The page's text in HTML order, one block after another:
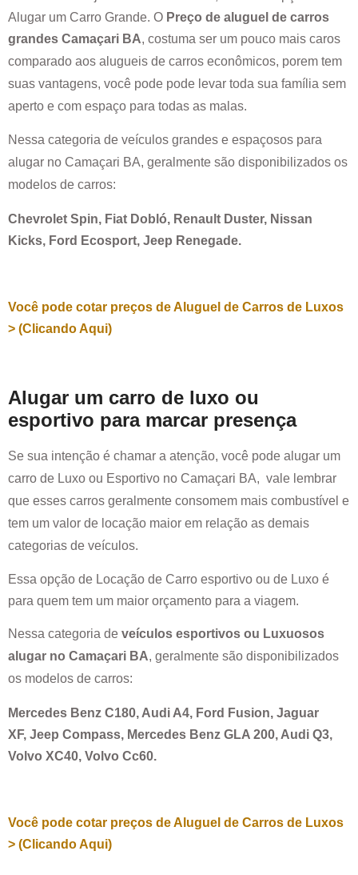
Alugar um Carro Grande. O Preço de aluguel de carros
grandes Camaçari BA, costuma ser um pouco mais caros
comparado aos alugueis de carros econômicos, porem tem
suas vantagens, você pode pode levar toda sua família sem
aperto e com espaço para todas as malas.
Nessa categoria de veículos grandes e espaçosos para
alugar no Camaçari BA, geralmente são disponibilizados os
modelos de carros:
Chevrolet Spin, Fiat Dobló, Renault Duster, Nissan
Kicks, Ford Ecosport, Jeep Renegade.
Você pode cotar preços de Aluguel de Carros de Luxos
> (Clicando Aqui)
Alugar um carro de luxo ou
esportivo para marcar presença
Se sua intenção é chamar a atenção, você pode alugar um
carro de Luxo ou Esportivo no Camaçari BA, vale lembrar
que esses carros geralmente consomem mais combustível e
tem um valor de locação maior em relação as demais
categorias de veículos.
Essa opção de Locação de Carro esportivo ou de Luxo é
para quem tem um maior orçamento para a viagem.
Nessa categoria de veículos esportivos ou Luxuosos
alugar no Camaçari BA, geralmente são disponibilizados
os modelos de carros:
Mercedes Benz C180, Audi A4, Ford Fusion, Jaguar
XF, Jeep Compass, Mercedes Benz GLA 200, Audi Q3,
Volvo XC40, Volvo Cc60.
Você pode cotar preços de Aluguel de Carros de Luxos
> (Clicando Aqui)